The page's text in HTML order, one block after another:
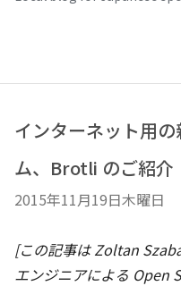
インターネット用
ム、Brotli のご紹介
2015年11月19日木曜日
[この記事は Zoltan
エンジニアによる Open